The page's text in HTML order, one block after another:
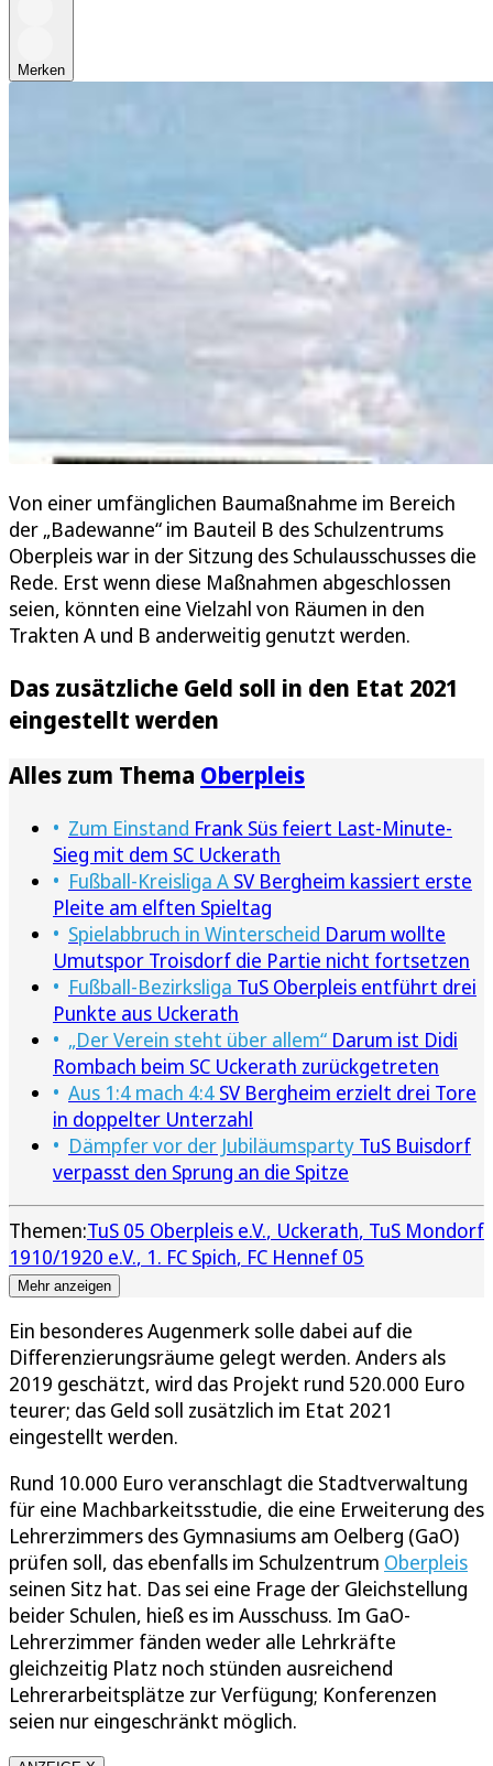
Merken
Von einer umfänglichen Baumaßnahme im Bereich
der „Badewanne“ im Bauteil B des Schulzentrums
Oberpleis war in der Sitzung des Schulausschusses die
Rede. Erst wenn diese Maßnahmen abgeschlossen
seien, könnten eine Vielzahl von Räumen in den
Trakten A und B anderweitig genutzt werden.
Das zusätzliche Geld soll in den Etat 2021
eingestellt werden
Alles zum Thema Oberpleis
Zum Einstand Frank Süs feiert Last-Minute-
Sieg mit dem SC Uckerath
Fußball-Kreisliga A SV Bergheim kassiert erste
Pleite am elften Spieltag
Spielabbruch in Winterscheid Darum wollte
Umutspor Troisdorf die Partie nicht fortsetzen
Fußball-Bezirksliga TuS Oberpleis entführt drei
Punkte aus Uckerath
„Der Verein steht über allem“ Darum ist Didi
Rombach beim SC Uckerath zurückgetreten
Aus 1:4 mach 4:4 SV Bergheim erzielt drei Tore
in doppelter Unterzahl
Dämpfer vor der Jubiläumsparty TuS Buisdorf
verpasst den Sprung an die Spitze
Themen:TuS 05 Oberpleis e.V. Uckerath TuS Mondorf
1910/1920 e.V. 1. FC Spich FC Hennef 05
Mehr anzeigen
Ein besonderes Augenmerk solle dabei auf die
Differenzierungsräume gelegt werden. Anders als
2019 geschätzt, wird das Projekt rund 520.000 Euro
teurer; das Geld soll zusätzlich im Etat 2021
eingestellt werden.
Rund 10.000 Euro veranschlagt die Stadtverwaltung
für eine Machbarkeitsstudie, die eine Erweiterung des
Lehrerzimmers des Gymnasiums am Oelberg (GaO)
prüfen soll, das ebenfalls im Schulzentrum Oberpleis
seinen Sitz hat. Das sei eine Frage der Gleichstellung
beider Schulen, hieß es im Ausschuss. Im GaO-
Lehrerzimmer fänden weder alle Lehrkräfte
gleichzeitig Platz noch stünden ausreichend
Lehrerarbeitsplätze zur Verfügung; Konferenzen
seien nur eingeschränkt möglich.